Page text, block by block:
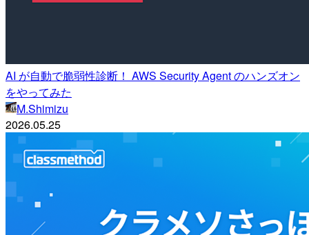
AI が自動で脆弱性診断！ AWS Security Agent のハンズオン
をやってみた
M.Shimizu
2026.05.25